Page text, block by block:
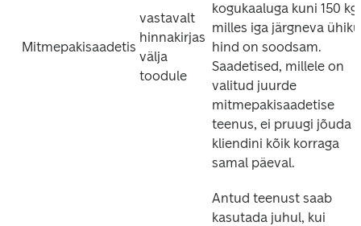
Mitmepakisaadetis
vastavalt
hinnakirjas
välja
toodule
kogukaaluga kuni 150 kg,
milles iga järgneva ühiku
hind on soodsam.
Saadetised, millele on
valitud juurde
mitmepakisaadetise
teenus, ei pruugi jõuda
kliendini kõik korraga
samal päeval.
Antud teenust saab
kasutada juhul, kui